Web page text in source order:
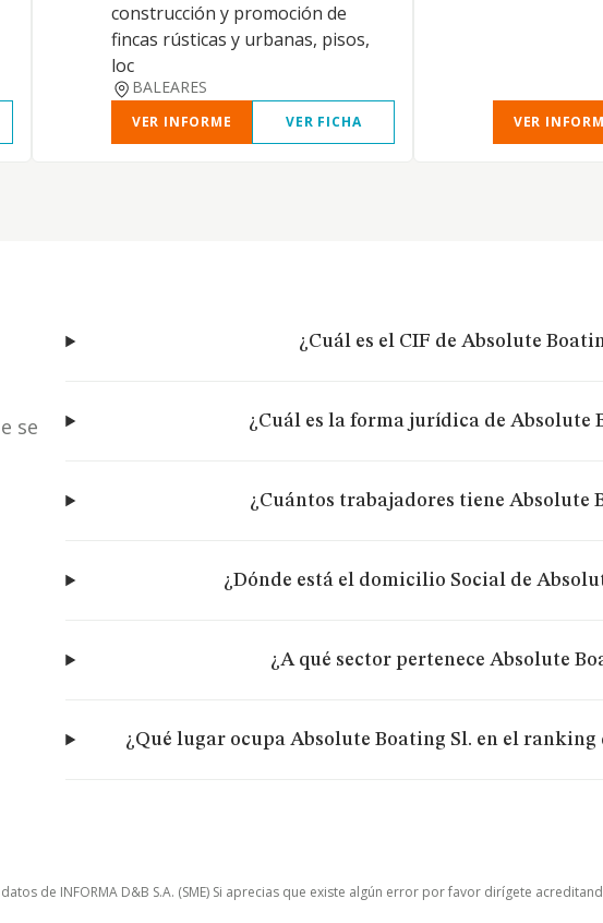
construcción y promoción de
fincas rústicas y urbanas, pisos,
loc
BALEARES
VER INFORME VER FICHA VER
se
¿Cuál es el CIF de Absolute
¿Cuál es la forma jurídica de Absolute
¿Cuántos trabajadores tiene Absolute
¿Dónde está el domicilio Social de
¿A qué sector pertenece Absolute
¿Qué lugar ocupa Absolute Boating Sl. en el
de INFORMA D&B S.A. (SME) Si aprecias que existe algún error por favor dirígete